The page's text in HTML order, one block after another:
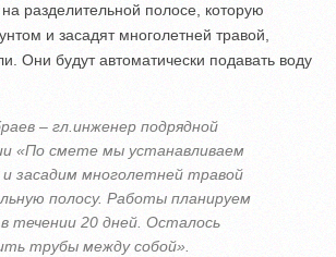
разделительной полосе, которую
и засадят многолетней травой,
Они будут автоматически подавать воду
– гл.инженер подрядной
«По смете мы устанавливаем
засадим многолетней травой
полосу. Работы планируем
течении 20 дней. Осталось
трубы между собой».